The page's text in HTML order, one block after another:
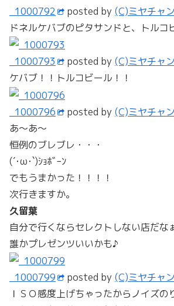
_1000792 posted by (C)ミヤチャン
ドネルケバブのピタサンドと、トルコ
_1000793 posted by (C)ミヤチャン
ケバブ！！トルコビール！！
_1000796 posted by (C)ミヤチャン
あ～あ～
恒例のブレブレ・・・
(´･ω･`)ｼｮﾎﾞｰﾝ
でもうまかった！！！！
次行きますか。
久留葉
自分で行くならセレクトしない店だな
誰かプレゼンツいいかも♪
_1000799 posted by (C)ミヤチャン
ＩＳＯ感度上げちゃったからノイズの